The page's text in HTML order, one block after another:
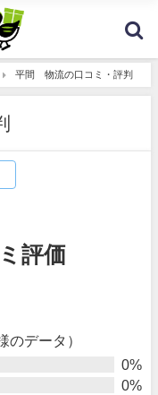
平間 物流の口コミ・評判
評価
のデータ）
0%
0%